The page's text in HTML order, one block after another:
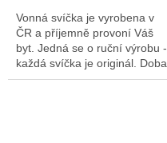
Vonná svíčka je vyrobena v
ČR a příjemně provoní Váš
byt. Jedná se o ruční výrobu -
každá svíčka je originál. Doba
hoření: 30 h Rozměry V/Š/H: